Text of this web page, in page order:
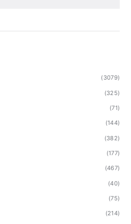
(3079)
(325)
(71)
(144)
(382)
(177)
(467)
(40)
(75)
(214)